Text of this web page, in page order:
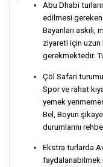
Abu Dhabi
edilmesi
Bayanları
ziyareti için uzun
gerekmektedir.
Çöl Safari
Spor ve rahat
yemek
Bel, Boyun
durumlarını
Ekstra turlarda
faydalanabilmek